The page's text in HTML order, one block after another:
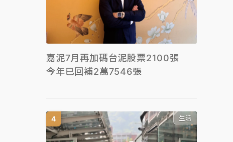
嘉泥7月再加碼台泥股票2100張
今年已回補2萬7546張
生活